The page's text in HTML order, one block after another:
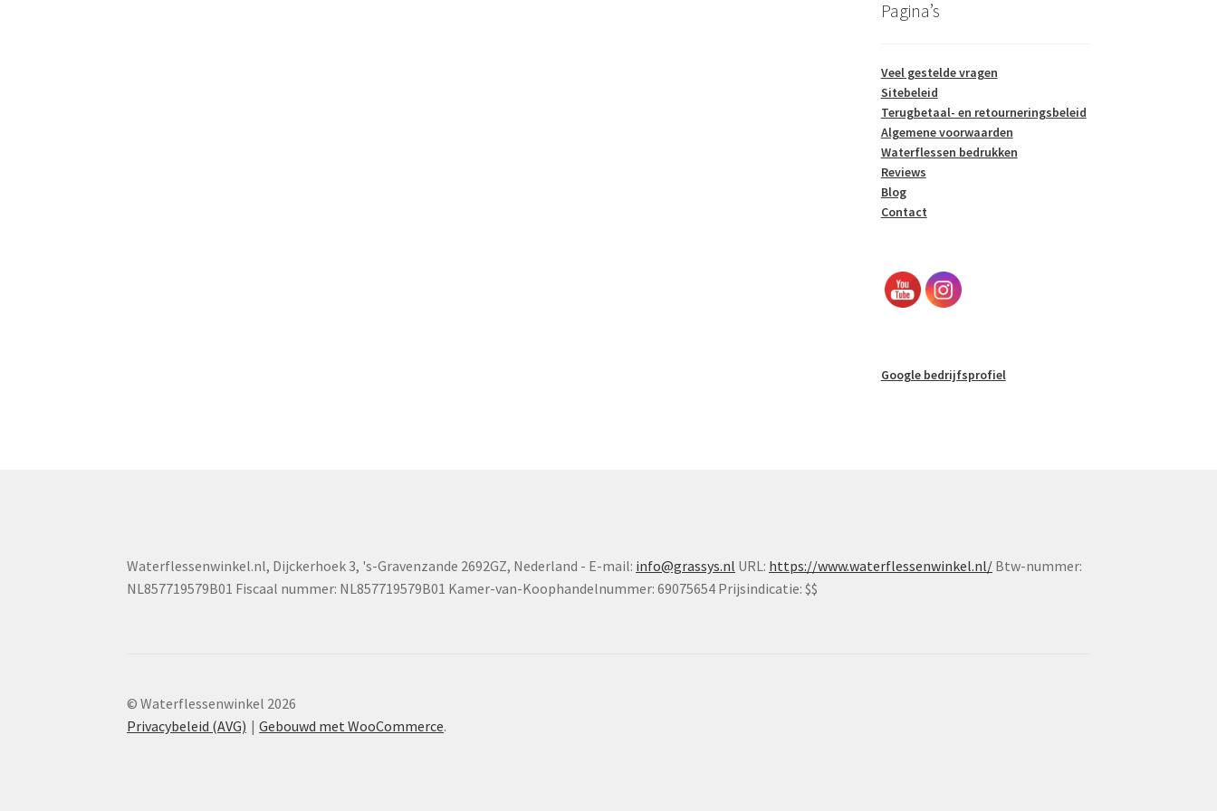
Pagina’s
Veel gestelde vragen
Sitebeleid
Terugbetaal- en retourneringsbeleid
Algemene voorwaarden
Waterflessen bedrukken
Reviews
Blog
Contact
Google bedrijfsprofiel
Waterflessenwinkel.nl, Dijckerhoek 3, 's-Gravenzande 2692GZ, Nederland - E-mail: info@grassys.nl URL: https://www.waterflessenwinkel.nl/ Btw-nummer:
NL857719579B01 Fiscaal nummer: NL857719579B01 Kamer-van-Koophandelnummer: 69075654 Prijsindicatie: $$
© Waterflessenwinkel 2026
Privacybeleid (AVG)
Gebouwd met WooCommerce.